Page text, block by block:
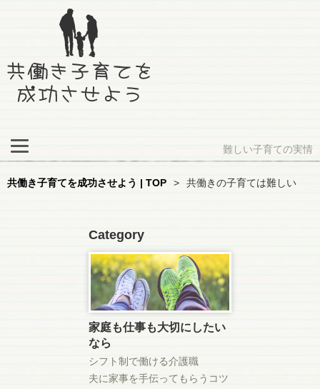
難しい子育ての実情
共働き子育てを成功させよう | TOP > 共働きの子育ては難しい
Category
家庭も仕事も大切にしたい
なら
シフト制で働ける介護職
夫に家事を手伝ってもらうコツ